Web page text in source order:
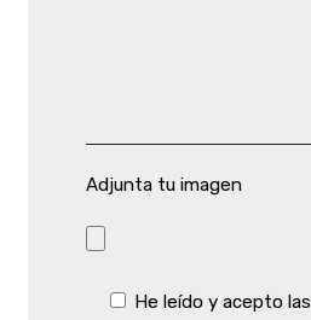
Adjunta tu imagen
He leído y acepto las